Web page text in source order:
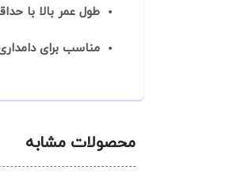
طول عمر بالا با
مناسب برای
محصولات مشابه